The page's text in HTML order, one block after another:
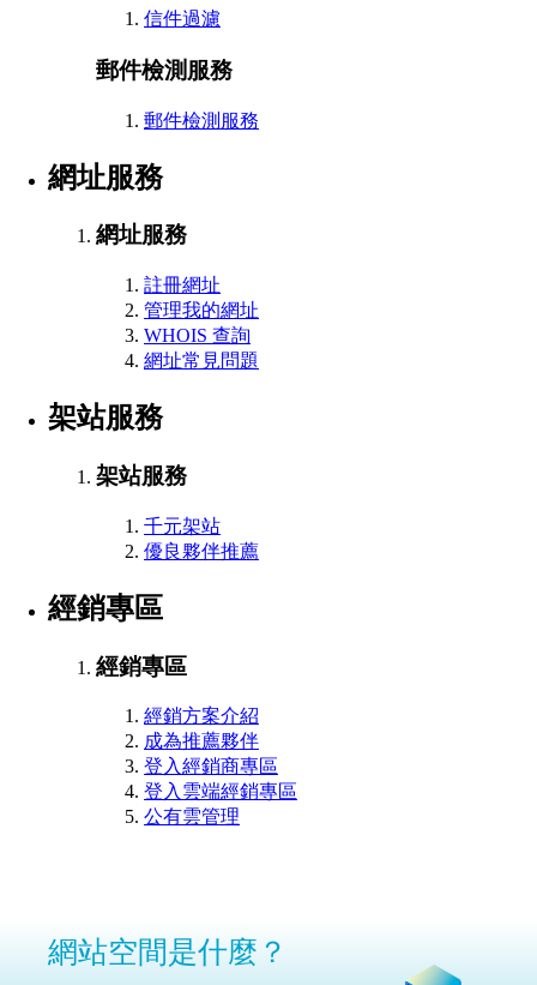
信件過濾
郵件檢測服務
郵件檢測服務
網址服務
網址服務
註冊網址
管理我的網址
WHOIS 查詢
網址常見問題
架站服務
架站服務
千元架站
優良夥伴推薦
經銷專區
經銷專區
經銷方案介紹
成為推薦夥伴
登入經銷商專區
登入雲端經銷專區
公有雲管理
網站空間是什麼？